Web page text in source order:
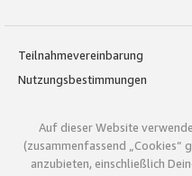
Teilnahmevereinbarung
Nutzungsbestimmungen
Auf dieser Website
(zusammenfassend „Cookies“
anzubieten, einschließlich